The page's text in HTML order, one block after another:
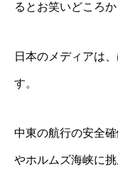
るとお笑いどころか
日本のメディアは
す。
中東の航行の安全
やホルムズ海峡に